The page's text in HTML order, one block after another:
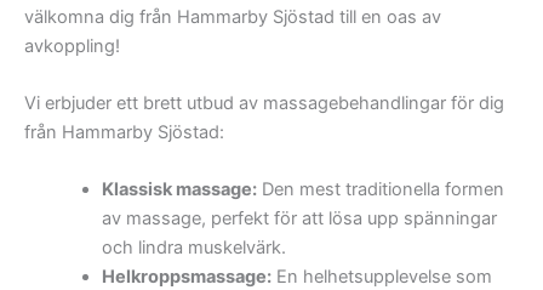
välkomna dig från Hammarby Sjöstad till en oas av
avkoppling!
Vi erbjuder ett brett utbud av massagebehandlingar för dig
från Hammarby Sjöstad:
Klassisk massage:Den mest traditionella formen
av massage, perfekt för att lösa upp spänningar
och lindra muskelvärk.
Helkroppsmassage:En helhetsupplevelse som